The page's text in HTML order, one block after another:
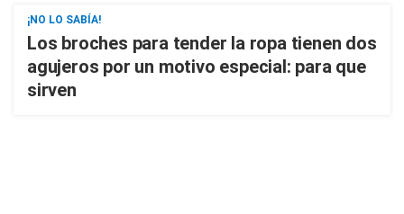
¡NO LO SABÍA!
Los broches para tender la ropa tienen dos
agujeros por un motivo especial: para que
sirven